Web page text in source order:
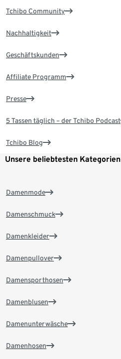
Tchibo Community
Nachhaltigkeit
Geschäftskunden
Affiliate Programm
Presse
5 Tassen täglich – der Tchibo Podcast
Tchibo Blog
Unsere beliebtesten Kategorien
Damenmode
Damenschmuck
Damenkleider
Damenpullover
Damensporthosen
Damenblusen
Damenunterwäsche
Damenhosen